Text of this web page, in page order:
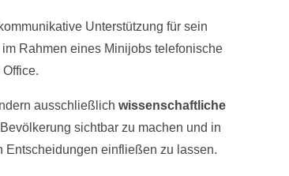
Unterstützung für sein
im Rahmen eines Minijobs telefonische
ausschließlichwissenschaftliche
sichtbar zu machen und in
Entscheidungen einfließen zu lassen.